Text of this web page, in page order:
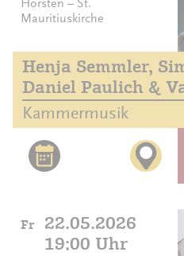
Horsten – St.
Mauritiuskirche
Henja Semmler,
Daniel Paulich &
Kammermusik
Fr
22.05.2026
19:00 Uhr